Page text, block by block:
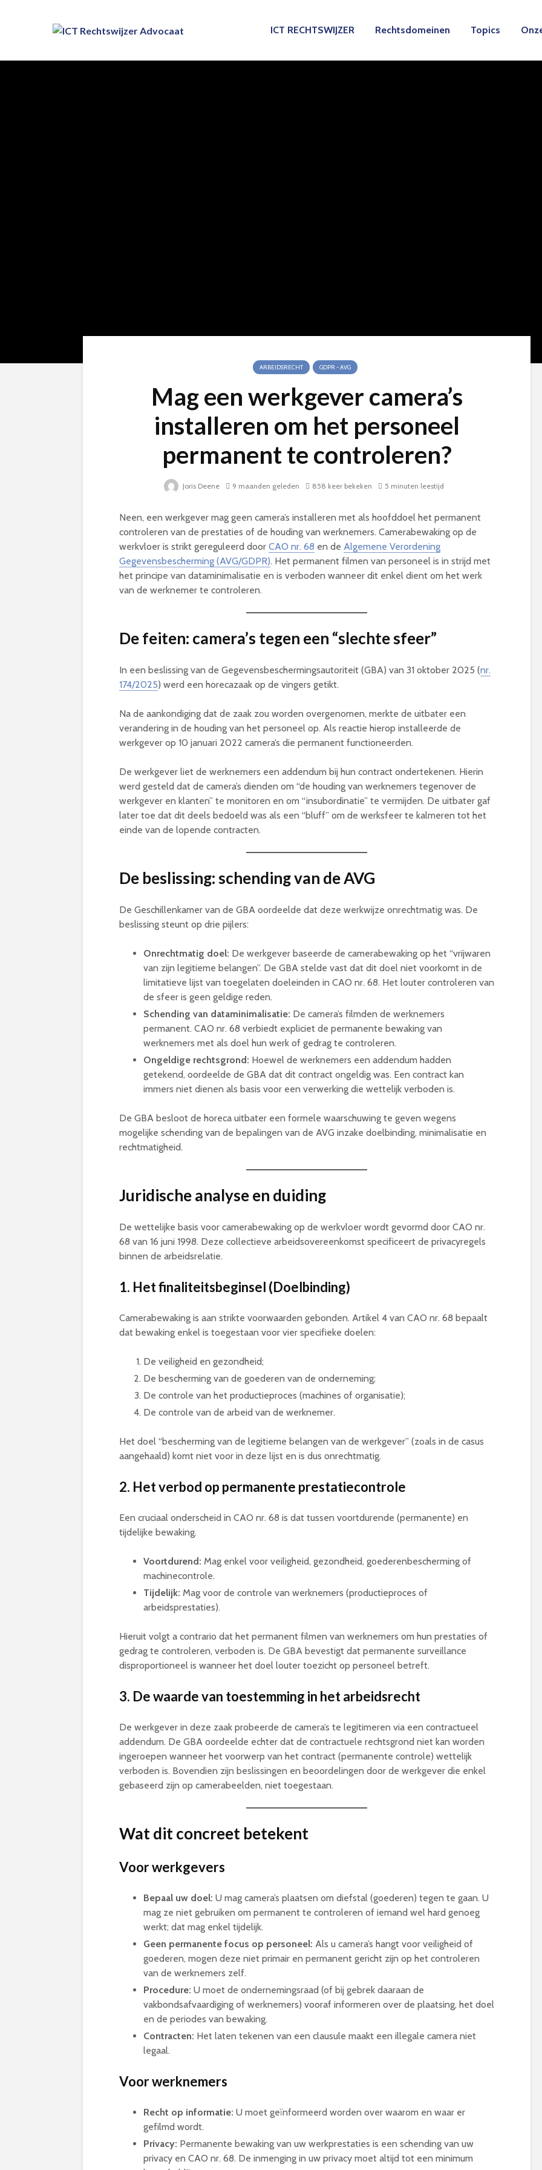
ICT RECHTSWIJZER Rechtsdomeinen Topics
ARBEIDSRECHT GDPR - AVG
Mag een werkgever camera’s
installeren om het personeel
permanent te controleren?
Joris Deene 9 maanden geleden 858 keer bekeken 5 minuten leestijd
Neen, een werkgever mag geen camera’s installeren met als hoofddoel het permanent
controleren van de prestaties of de houding van werknemers. Camerabewaking op de
werkvloer is strikt gereguleerd door CAO nr. 68 en de Algemene Verordening
Gegevensbescherming (AVG/GDPR). Het permanent filmen van personeel is in strijd met
het principe van dataminimalisatie en is verboden wanneer dit enkel dient om het werk
van de werknemer te controleren.
De feiten: camera’s tegen een “slechte sfeer”
In een beslissing van de Gegevensbeschermingsautoriteit (GBA) van 31 oktober 2025 (nr.
174/2025) werd een horecazaak op de vingers getikt.
Na de aankondiging dat de zaak zou worden overgenomen, merkte de uitbater een
verandering in de houding van het personeel op. Als reactie hierop installeerde de
werkgever op 10 januari 2022 camera’s die permanent functioneerden.
De werkgever liet de werknemers een addendum bij hun contract ondertekenen. Hierin
werd gesteld dat de camera’s dienden om “de houding van werknemers tegenover de
werkgever en klanten” te monitoren en om “insubordinatie” te vermijden. De uitbater gaf
later toe dat dit deels bedoeld was als een “bluff” om de werksfeer te kalmeren tot het
einde van de lopende contracten.
De beslissing: schending van de AVG
De Geschillenkamer van de GBA oordeelde dat deze werkwijze onrechtmatig was. De
beslissing steunt op drie pijlers:
Onrechtmatig doel: De werkgever baseerde de camerabewaking op het “vrijwaren
van zijn legitieme belangen”. De GBA stelde vast dat dit doel niet voorkomt in de
limitatieve lijst van toegelaten doeleinden in CAO nr. 68. Het louter controleren van
de sfeer is geen geldige reden.
Schending van dataminimalisatie: De camera’s filmden de werknemers
permanent. CAO nr. 68 verbiedt expliciet de permanente bewaking van
werknemers met als doel hun werk of gedrag te controleren.
Ongeldige rechtsgrond: Hoewel de werknemers een addendum hadden
getekend, oordeelde de GBA dat dit contract ongeldig was. Een contract kan
immers niet dienen als basis voor een verwerking die wettelijk verboden is.
De GBA besloot de horeca uitbater een formele waarschuwing te geven wegens
mogelijke schending van de bepalingen van de AVG inzake doelbinding, minimalisatie en
rechtmatigheid.
Juridische analyse en duiding
De wettelijke basis voor camerabewaking op de werkvloer wordt gevormd door CAO nr.
68 van 16 juni 1998. Deze collectieve arbeidsovereenkomst specificeert de privacyregels
binnen de arbeidsrelatie.
1. Het finaliteitsbeginsel (Doelbinding)
Camerabewaking is aan strikte voorwaarden gebonden. Artikel 4 van CAO nr. 68 bepaalt
dat bewaking enkel is toegestaan voor vier specifieke doelen:
De veiligheid en gezondheid;
De bescherming van de goederen van de onderneming;
De controle van het productieproces (machines of organisatie);
De controle van de arbeid van de werknemer.
Het doel “bescherming van de legitieme belangen van de werkgever” (zoals in de casus
aangehaald) komt niet voor in deze lijst en is dus onrechtmatig.
2. Het verbod op permanente prestatiecontrole
Een cruciaal onderscheid in CAO nr. 68 is dat tussen voortdurende (permanente) en
tijdelijke bewaking.
Voortdurend: Mag enkel voor veiligheid, gezondheid, goederenbescherming of
machinecontrole.
Tijdelijk: Mag voor de controle van werknemers (productieproces of
arbeidsprestaties).
Hieruit volgt a contrario dat het permanent filmen van werknemers om hun prestaties of
gedrag te controleren, verboden is. De GBA bevestigt dat permanente surveillance
disproportioneel is wanneer het doel louter toezicht op personeel betreft.
3. De waarde van toestemming in het arbeidsrecht
De werkgever in deze zaak probeerde de camera’s te legitimeren via een contractueel
addendum. De GBA oordeelde echter dat de contractuele rechtsgrond niet kan worden
ingeroepen wanneer het voorwerp van het contract (permanente controle) wettelijk
verboden is. Bovendien zijn beslissingen en beoordelingen door de werkgever die enkel
gebaseerd zijn op camerabeelden, niet toegestaan.
Wat dit concreet betekent
Voor werkgevers
Bepaal uw doel: U mag camera’s plaatsen om diefstal (goederen) tegen te gaan. U
mag ze niet gebruiken om permanent te controleren of iemand wel hard genoeg
werkt; dat mag enkel tijdelijk.
Geen permanente focus op personeel: Als u camera’s hangt voor veiligheid of
goederen, mogen deze niet primair en permanent gericht zijn op het controleren
van de werknemers zelf.
Procedure: U moet de ondernemingsraad (of bij gebrek daaraan de
vakbondsafvaardiging of werknemers) vooraf informeren over de plaatsing, het doel
en de periodes van bewaking.
Contracten: Het laten tekenen van een clausule maakt een illegale camera niet
legaal.
Voor werknemers
Recht op informatie: U moet geïnformeerd worden over waarom en waar er
gefilmd wordt.
Privacy: Permanente bewaking van uw werkprestaties is een schending van uw
privacy en CAO nr. 68. De inmenging in uw privacy moet altijd tot een minimum